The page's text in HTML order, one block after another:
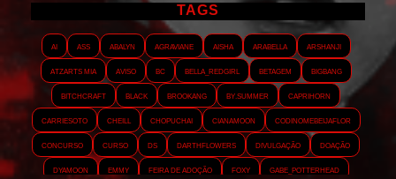
TAGS
AI ASS Abalyn Agraviane Aisha Arabella
Arshanji
Atzarts Mia
Aviso BC Bella_RedGirl Betagem
Bigbang
Bitchcraft
Black Brookang By.summer
Caprihorn
Carriesoto
Cheill Chopuchai Cianamoon
Codinomebeijaflor
Concurso
Curso DS Darthflowers Divulgação
Doação
Dyamoon
Emmy Feira de adoção Foxy Gabe_Potterhead